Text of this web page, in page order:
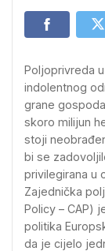
Poljoprivreda
indolentnog
grane
skoro milijun
stoji
bi se
privilegirana u
Zajednička
Policy – CAP)
politika
da je cijelo